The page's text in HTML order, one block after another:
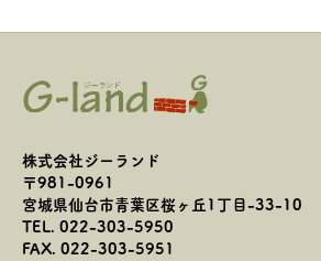
株式会社ジーランド
〒981-0961
宮城県仙台市青葉区桜ヶ丘1丁目-33-10
TEL. 022-303-5950
FAX. 022-303-5951